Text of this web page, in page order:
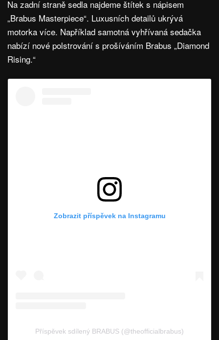
Na zadní straně sedla najdeme štítek s nápisem
„Brabus Masterpiece“. Luxusních detailů ukrývá
motorka více. Například samotná vyhřívaná sedačka
nabízí nové polstrování s prošíváním Brabus „Diamond
Rising.“
Zobrazit příspěvek na Instagramu
Příspěvek sdílený BRABUS (@theofficialbrabus)